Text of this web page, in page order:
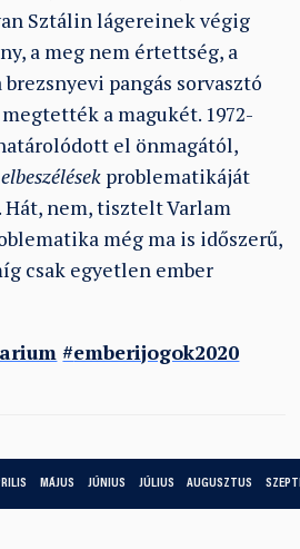
MÁJUS JÚNIUS JÚLIUS AUGUSZTUS
Sztálin lágereinek végig
a meg nem értettség, a
pangás sorvasztó
a magukét. 1972-
el önmagától,
problematikáját
Hát, nem, tisztelt Varlam
még ma is időszerű,
csak egyetlen ember
#emberijogok2020